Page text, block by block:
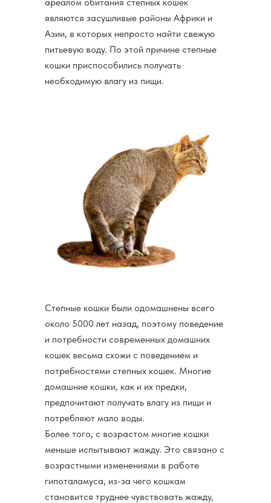
являются засушливые районы Африки и
Азии, в которых непросто найти свежую
питьевую воду. По этой причине степные
кошки приспособились получать
необходимую влагу из пищи.
Степные кошки были одомашнены всего
около 5000 лет назад, поэтому поведение
и потребности современных домашних
кошек весьма схожи с поведением и
потребностями степных кошек. Многие
домашние кошки, как и их предки,
предпочитают получать влагу из пищи и
потребляют мало воды.
Более того, с возрастом многие кошки
меньше испытывают жажду. Это связано с
возрастными изменениями в работе
гипоталамуса, из-за чего кошкам
становится труднее чувствовать жажду,